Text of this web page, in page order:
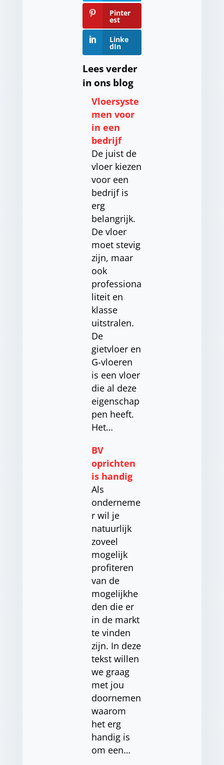
Pinter
est
Linke
dIn
Lees verder
in ons blog
Vloersyste
men voor
in een
bedrijf
De juist de
vloer kiezen
voor een
bedrijf is
erg
belangrijk.
De vloer
moet stevig
zijn, maar
ook
professiona
liteit en
klasse
uitstralen.
De
gietvloer en
G-vloeren
is een vloer
die al deze
eigenschap
pen heeft.
Het…
BV
oprichten
is handig
Als
onderneme
r wil je
natuurlijk
zoveel
mogelijk
profiteren
van de
mogelijkhe
den die er
in de markt
te vinden
zijn. In deze
tekst willen
we graag
met jou
doornemen
waarom
het erg
handig is
om een…